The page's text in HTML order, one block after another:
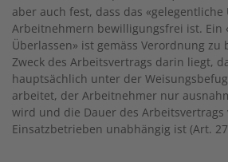
aber auch fest, dass das «gelegentliche
Arbeitnehmern bewilligungsfrei ist. Ein
Überlassen» ist gemäss Verordnung zu
Zweck des Arbeitsvertrags darin liegt,
hauptsächlich unter der
arbeitet, der Arbeitnehmer nur
wird und die Dauer des Arbeitsvertrags
Einsatzbetrieben unabhängig ist (Art. 27